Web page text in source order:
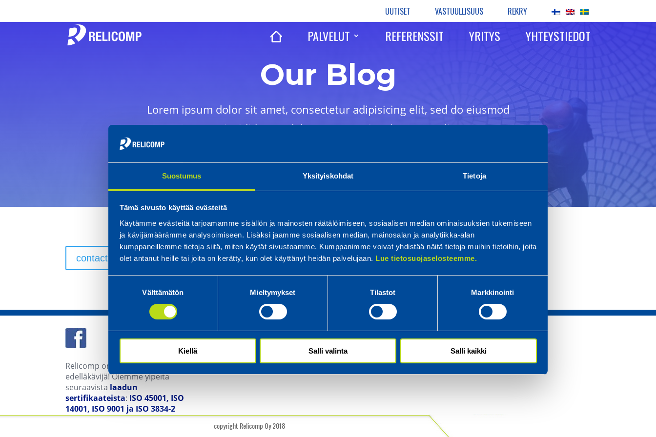
Suostumus Yksityiskohdat Tietoja
Tämä sivusto käyttää evästeitä
Käytämme evästeitä tarjoamamme sisällön ja mainosten räätälöimiseen, sosiaalisen median ominaisuuksien tukemiseen
ja kävijämäärämme analysoimiseen. Lisäksi jaamme sosiaalisen median, mainosalan ja analytiikka-alan
kumppaneillemme tietoja siitä, miten käytät sivustoamme. Kumppanimme voivat yhdistää näitä tietoja muihin tietoihin, joita
olet antanut heille tai joita on kerätty, kun olet käyttänyt heidän palvelujaan. Lue tietosuojaselosteemme.
Välttämätön Mieltymykset Tilastot Markkinointi
Kiellä Salli valinta Salli kaikki
UUTISET VASTUULLISUUS REKRY
PALVELUT REFERENSSIT YRITYS YHTEYSTIEDOT
Our Blog
Lorem ipsum dolor sit amet, consectetur adipisicing elit, sed do eiusmod
tempor incididunt ut labore magna sit voluptatem aliqua.
contact us
Relicomp on ohutlevyteknologian
edelläkävijä! Olemme ylpeitä
seuraavista laadun
sertifikaateista: ISO 45001, ISO
14001, ISO 9001 ja ISO 3834-2
copyright Relicomp Oy 2018